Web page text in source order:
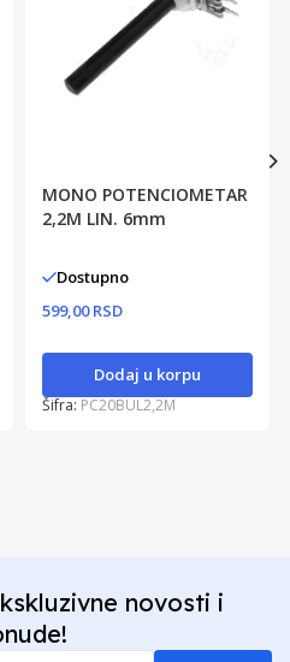
MONO POTENCIOMETAR
2,2M LIN. 6mm
Dostupno
599,00 RSD
Dodaj u korpu
Šifra: PC20BUL2,2M
novosti i